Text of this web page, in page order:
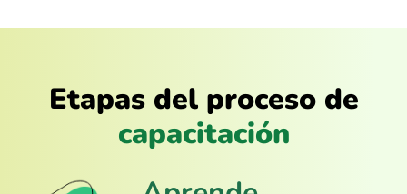
@Ángela_Tamayo
Etapas del proceso de
capacitación